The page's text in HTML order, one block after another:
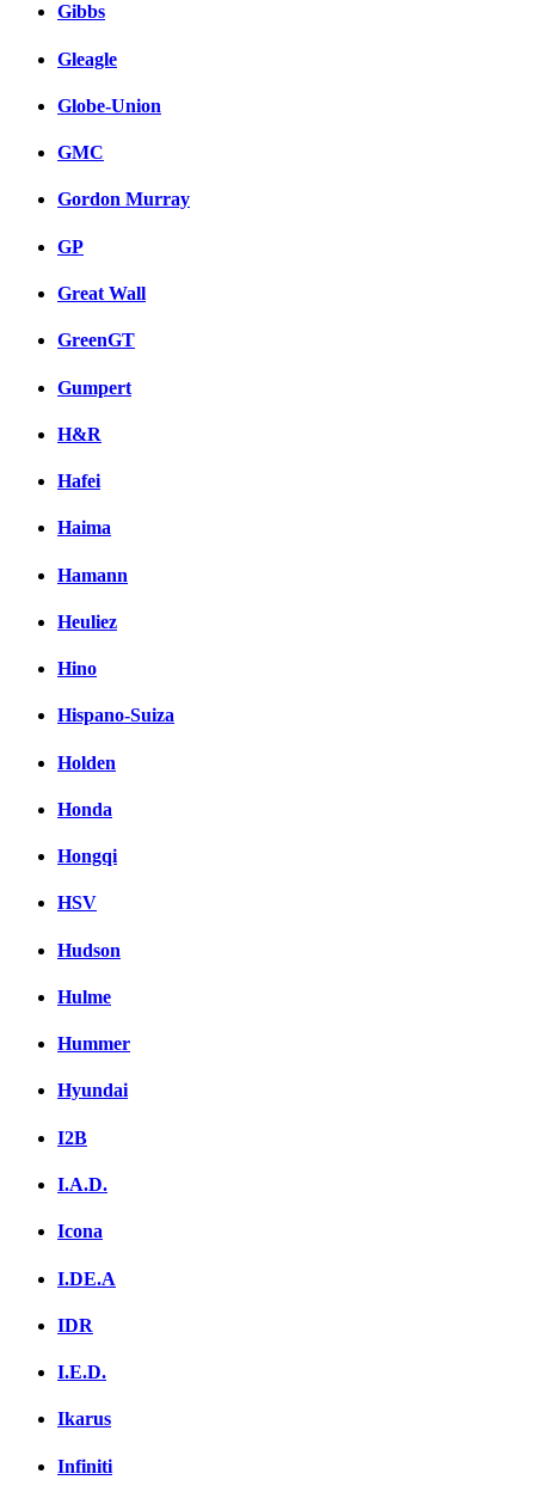
Gibbs
Gleagle
Globe-Union
GMC
Gordon Murray
GP
Great Wall
GreenGT
Gumpert
H&R
Hafei
Haima
Hamann
Heuliez
Hino
Hispano-Suiza
Holden
Honda
Hongqi
HSV
Hudson
Hulme
Hummer
Hyundai
I2B
I.A.D.
Icona
I.DE.A
IDR
I.E.D.
Ikarus
Infiniti